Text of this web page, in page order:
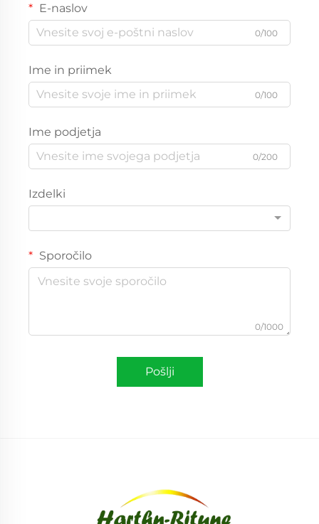
E-naslov
0/100
Ime in priimek
0/100
Ime podjetja
0/200
Izdelki
Sporočilo
0/1000
Pošlji